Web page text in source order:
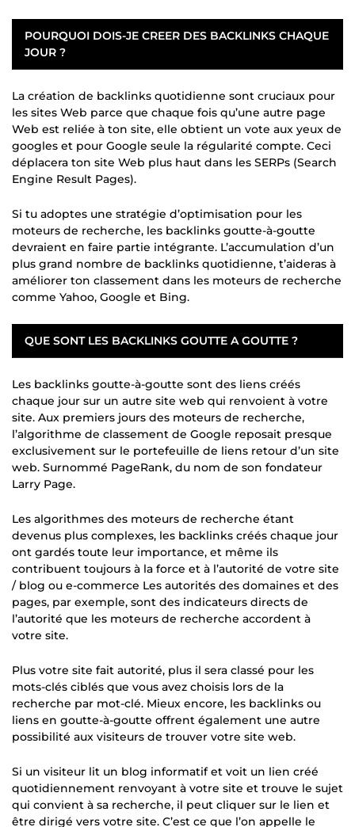
POURQUOI DOIS-JE CREER DES BACKLINKS CHAQUE
JOUR ?
La création de backlinks quotidienne sont cruciaux pour
les sites Web parce que chaque fois qu’une autre page
Web est reliée à ton site, elle obtient un vote aux yeux de
googles et pour Google seule la régularité compte. Ceci
déplacera ton site Web plus haut dans les SERPs (Search
Engine Result Pages).
Si tu adoptes une stratégie d’optimisation pour les
moteurs de recherche, les backlinks goutte-à-goutte
devraient en faire partie intégrante. L’accumulation d’un
plus grand nombre de backlinks quotidienne, t’aideras à
améliorer ton classement dans les moteurs de recherche
comme Yahoo, Google et Bing.
QUE SONT LES BACKLINKS GOUTTE A GOUTTE ?
Les backlinks goutte-à-goutte sont des liens créés
chaque jour sur un autre site web qui renvoient à votre
site. Aux premiers jours des moteurs de recherche,
l’algorithme de classement de Google reposait presque
exclusivement sur le portefeuille de liens retour d’un site
web. Surnommé PageRank, du nom de son fondateur
Larry Page.
Les algorithmes des moteurs de recherche étant
devenus plus complexes, les backlinks créés chaque jour
ont gardés toute leur importance, et même ils
contribuent toujours à la force et à l’autorité de votre site
/ blog ou e-commerce Les autorités des domaines et des
pages, par exemple, sont des indicateurs directs de
l’autorité que les moteurs de recherche accordent à
votre site.
Plus votre site fait autorité, plus il sera classé pour les
mots-clés ciblés que vous avez choisis lors de la
recherche par mot-clé. Mieux encore, les backlinks ou
liens en goutte-à-goutte offrent également une autre
possibilité aux visiteurs de trouver votre site web.
Si un visiteur lit un blog informatif et voit un lien créé
quotidiennement renvoyant à votre site et trouve le sujet
qui convient à sa recherche, il peut cliquer sur le lien et
être dirigé vers votre site. C’est ce que l’on appelle le